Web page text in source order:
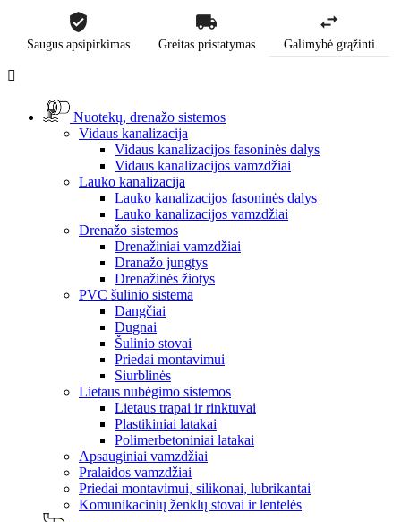
Saugus apsipirkimas Greitas pristatymas Galimybė grąžinti

Nuotekų, drenažo sistemos
Vidaus kanalizacija
Vidaus kanalizacijos fasoninės dalys
Vidaus kanalizacijos vamzdžiai
Lauko kanalizacija
Lauko kanalizacijos fasoninės dalys
Lauko kanalizacijos vamzdžiai
Drenažo sistemos
Drenažiniai vamzdžiai
Dranažo jungtys
Drenažinės žiotys
PVC šulinio sistema
Dangčiai
Dugnai
Šulinio stovai
Priedai montavimui
Siurblinės
Lietaus nubėgimo sistemos
Lietaus trapai ir rinktuvai
Plastikiniai latakai
Polimerbetoniniai latakai
Apsauginiai vamzdžiai
Pralaidos vamzdžiai
Priedai montavimui, silikonai, lubrikantai
Komunikacinių ženklų stovai ir lentelės